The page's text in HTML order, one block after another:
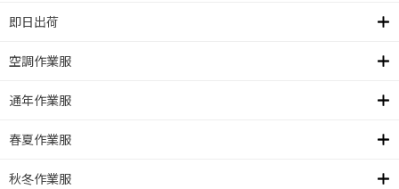
即日出荷
空調作業服
通年作業服
春夏作業服
秋冬作業服